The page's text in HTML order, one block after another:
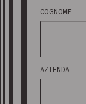
COGNOME
AZIENDA